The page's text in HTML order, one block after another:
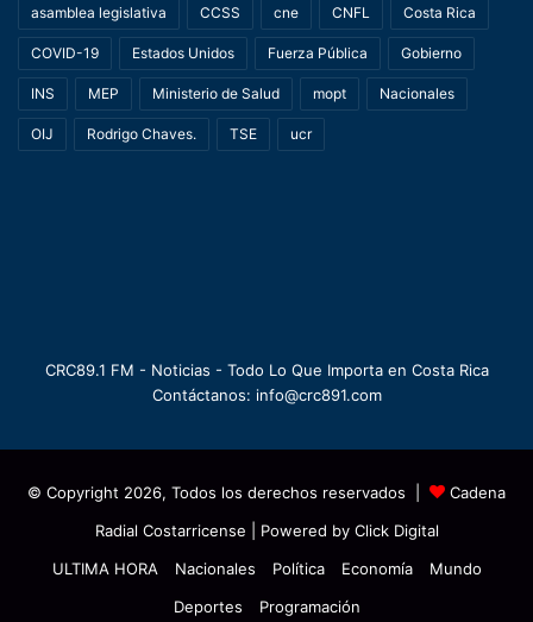
asamblea legislativa CCSS cne CNFL Costa Rica
COVID-19 Estados Unidos Fuerza Pública Gobierno
INS MEP Ministerio de Salud mopt Nacionales
OIJ Rodrigo Chaves. TSE ucr
CRC89.1 FM - Noticias - Todo Lo Que Importa en Costa Rica
Contáctanos: info@crc891.com
© Copyright 2026, Todos los derechos reservados |
Cadena
Radial Costarricense | Powered by Click Digital
ULTIMA HORA
Nacionales Política Economía
Mundo
Deportes
Programación